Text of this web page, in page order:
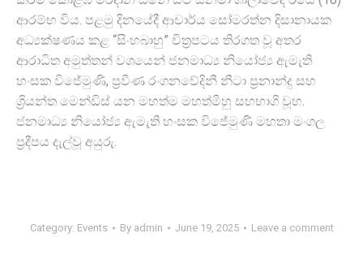
ආරම්භ විය. පළමු දිනයේදී ආචාර්ය සෝමරත්න දිසානායක
අධ්‍යක්ෂණය කළ “සිංහබාහු” චිත්‍රපටය තිරගත වූ අතර
ආරාධිත අමුත්තන් වශයෙන් ජනමාධ්‍ය නියෝජ්‍ය ඇමැති
හංසක විජේමුණි, ප්‍රවීණ රංගනවේදිනී නීටා ප්‍රනාන්දු සහ
ශ්‍රියන්ත මෙන්ඩිස් යන මහත්ම මහත්මීහු සහභාගි වූහ.
ජනමාධ්‍ය නියෝජ්‍ය ඇමැති හංසක විජේමුණි මහතා මංගල
ප්‍රදීපය දැල්වූ අයුරු.
Category: Events By admin June 19, 2025 Leave a comment